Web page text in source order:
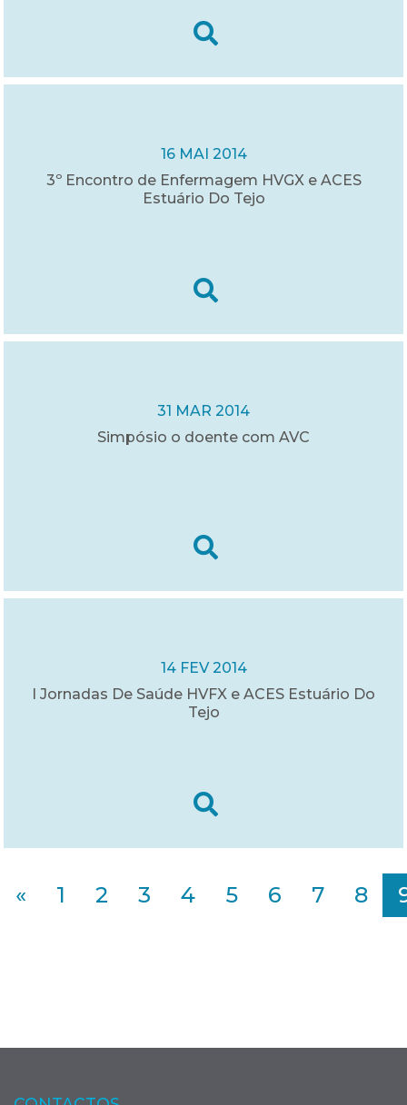
16 MAI 2014
3º Encontro de Enfermagem HVGX e ACES
Estuário Do Tejo
31 MAR 2014
Simpósio o doente com AVC
14 FEV 2014
I Jornadas De Saúde HVFX e ACES Estuário Do
Tejo
« 1 2 3 4 5 6 7 8